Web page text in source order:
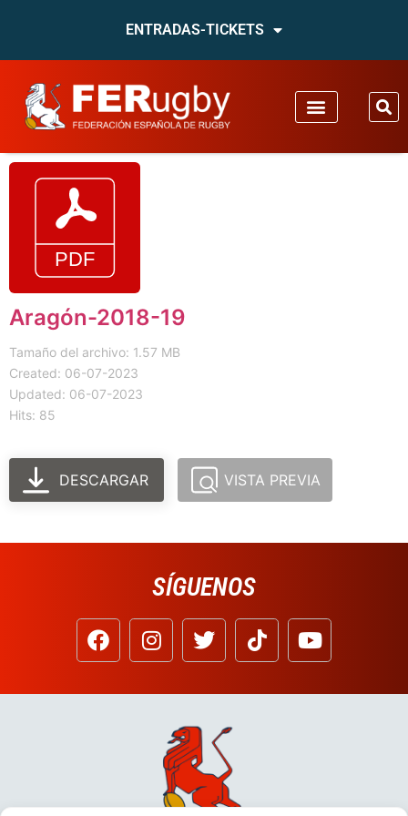
ENTRADAS-TICKETS
Aragón-2018-19
Tamaño del archivo: 1.57 MB
Created: 06-07-2023
Updated: 06-07-2023
Hits: 85
DESCARGAR VISTA PREVIA
SÍGUENOS